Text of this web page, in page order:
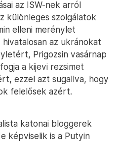
az ISW-nek arról
különleges szolgálatok
elleni merénylet
az ukránokat
Prigozsin vasárnap
a kijevi rezsimet
ezzel azt sugallva, hogy
felelősek azért.
katonai bloggerek
képviselik is a Putyin